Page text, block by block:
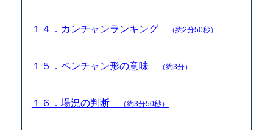
１４．カンチャンランキング （約2分50秒）
１５．ペンチャン形の意味 （約3分）
１６．場況の判断 （約3分50秒）